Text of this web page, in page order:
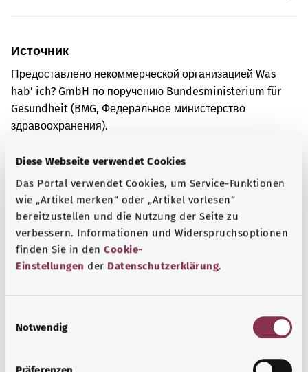
Diese Webseite verwendet Cookies
Das Portal verwendet Cookies, um Service-Funktionen
wie „Artikel merken“ oder „Artikel vorlesen“
bereitzustellen und die Nutzung der Seite zu
verbessern. Informationen und Widerspruchsoptionen
finden Sie in den Cookie-
Einstellungen der Datenschutzerklärung.
Notwendig
Источник
Предоставлено некоммерческой организацией Was
hab’ ich? GmbH по поручению Bundesministerium für
Gesundheit (BMG, Федеральное министерство
здравоохранения).
Для хорошей осведомленности
Другие статьи